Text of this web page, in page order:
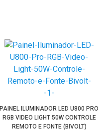
PAINEL ILUMINADOR LED U800 PRO
RGB VIDEO LIGHT 50W CONTROLE
REMOTO E FONTE (BIVOLT)